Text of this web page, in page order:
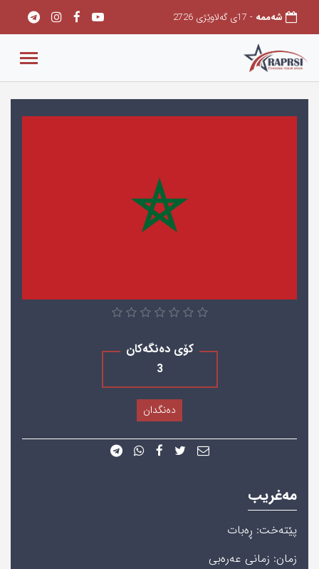
شەممه - 17ی گەلاوێژی 2726
کۆی دەنگەکان
3
دەنگدان
مەغریب
پێته‌خت: ڕەبات
زمان: زمانی عەرەبی